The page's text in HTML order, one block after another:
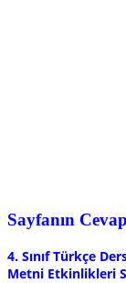
Sayfanın
4. Sınıf Türkçe
Metni Etkinlikleri